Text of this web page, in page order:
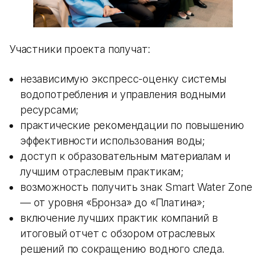
Участники проекта получат:
независимую экспресс-оценку системы
водопотребления и управления водными
ресурсами;
практические рекомендации по повышению
эффективности использования воды;
доступ к образовательным материалам и
лучшим отраслевым практикам;
возможность получить знак Smart Water Zone
— от уровня «Бронза» до «Платина»;
включение лучших практик компаний в
итоговый отчет с обзором отраслевых
решений по сокращению водного следа.